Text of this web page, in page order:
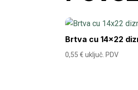
Brtva cu 14×22
0,55€ uključ. PDV